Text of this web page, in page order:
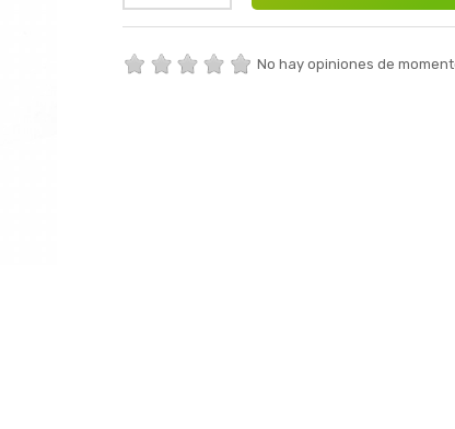
No hay opiniones de